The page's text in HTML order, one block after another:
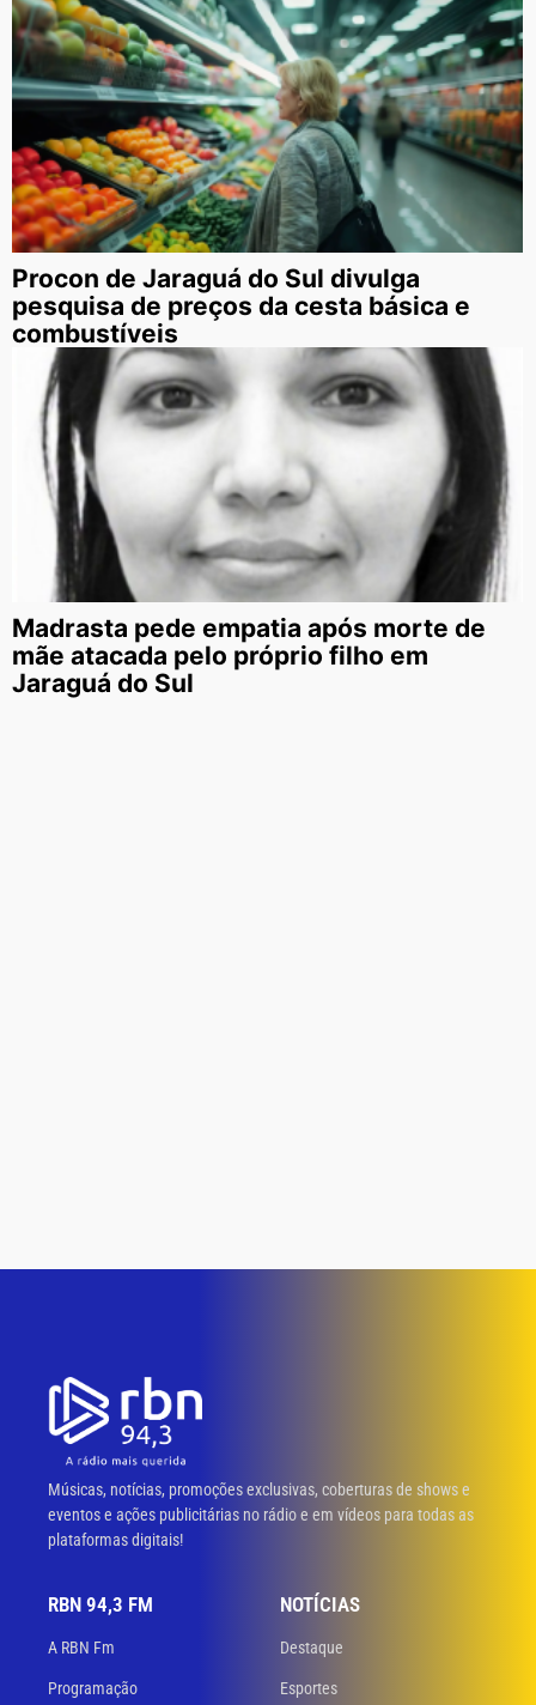
Procon de Jaraguá do Sul divulga
pesquisa de preços da cesta básica e
combustíveis
Madrasta pede empatia após morte de
mãe atacada pelo próprio filho em
Jaraguá do Sul
Músicas, notícias, promoções exclusivas, coberturas de shows e
eventos e ações publicitárias no rádio e em vídeos para todas as
plataformas digitais!
RBN 94,3 FM
A RBN Fm
Programação
NOTÍCIAS
Destaque
Esportes